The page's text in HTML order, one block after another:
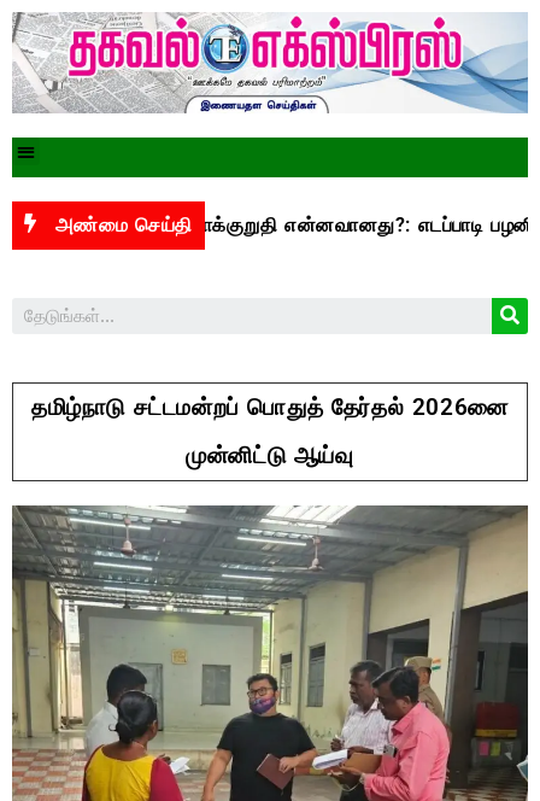
அண்மை செய்தி
என்ற வாக்குறுதி என்னவானது?: எடப்பாடி பழனிசாமி கேள்வி
தமிழ்நாடு சட்டமன்றப் பொதுத் தேர்தல் 2026னை
முன்னிட்டு ஆய்வு